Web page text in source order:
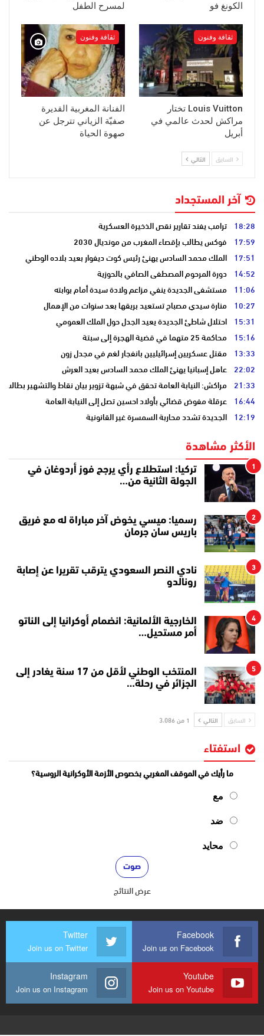
الكونغ فو
لمسرح الطفل
ثقافة وفنون
Louis Vuitton تختار
مراكش لحدث عالمي في
أبريل
ثقافة وفنون
الفنانة المغربية القديرة
صفيّة الزياني تترجل عن
صهوة الحياة
السابق التالي
آخر المستجداد
18:28 ترامب يفند تقارير نقص الذخيرة العسكرية
17:59 فوكس يطالب بإقصاء المغرب من مونديال 2030
17:51 الملك محمد السادس يهنئ رئيس كوت ديفوار بعيد بلاده الوطني
14:52 دورة المرحوم المصطفى الصافي بالحوزية
11:06 مستشفى الجديدة ينفي مزاعم ولادة سيدة أمام بوابته
10:27 منارة سيدي مصباح تستعيد بريقها بعد سنوات من الإهمال
15:31 احتلال شاطئ الجديدة يعيد الجدل حول الملك العمومي
15:16 محاكمة 25 متهما في قضية الهجرة إلى سبتة
13:33 مقتل عسكريين إسرائيليين بانفجار لغم في مجدل زون
22:02 عاهل إسبانيا يهنئ الملك محمد السادس بعيد العرش
21:33 مراكش: النيابة العامة تحقق في شبهة تزوير بيان نقاط والتشهير بطالب
16:44 عرقلة مفوض قضائي بأولاد احسين تصل إلى النيابة العامة
12:19 الجديدة تشدد محاربة السمسرة غير القانونية
الأكثر مشاهدة
1
تركيا: استطلاع رأي يرجح فوز أردوغان في
الجولة الثانية من…
2
رسميا: ميسي يخوض آخر مباراة له مع فريق
باريس سان جرمان
3
نادي النصر السعودي يترقب تقريرا عن إصابة
رونالدو
4
الخارجية الألمانية: انضمام أوكرانيا إلى الناتو
أمر مستحيل…
5
المنتخب الوطني لأقل من 17 سنة يغادر إلى
الجزائر في رحلة…
السابق التالي 1 من 3٬086
استفتاء
ما رأيك في الموقف المغربي بخصوص الأزمة الأوكرانية الروسية؟
مع
ضد
محايد
عرض النتائج
Facebook
Join us on Facebook
Twitter
Join us on Twitter
Youtube
Join us on Youtube
Instagram
Join us on Instagram